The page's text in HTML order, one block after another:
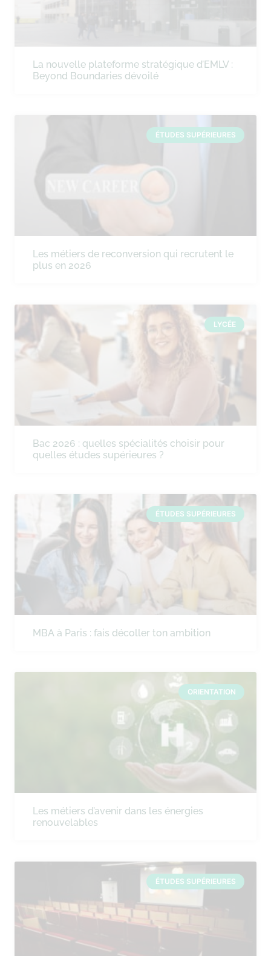
La nouvelle plateforme stratégique d’EMLV :
Beyond Boundaries dévoilé
ÉTUDES SUPÉRIEURES
Les métiers de reconversion qui recrutent le
plus en 2026
LYCÉE
Bac 2026 : quelles spécialités choisir pour
quelles études supérieures ?
ÉTUDES SUPÉRIEURES
MBA à Paris : fais décoller ton ambition
ORIENTATION
Les métiers d’avenir dans les énergies
renouvelables
ÉTUDES SUPÉRIEURES